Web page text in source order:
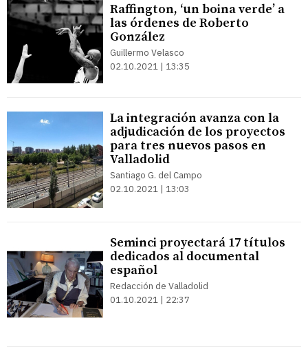
Raffington, ‘un boina verde’ a
las órdenes de Roberto
González
Guillermo Velasco
02.10.2021 | 13:35
La integración avanza con la
adjudicación de los proyectos
para tres nuevos pasos en
Valladolid
Santiago G. del Campo
02.10.2021 | 13:03
Seminci proyectará 17 títulos
dedicados al documental
español
Redacción de Valladolid
01.10.2021 | 22:37